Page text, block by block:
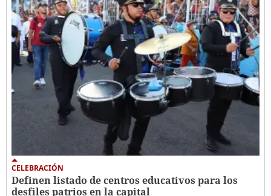
CELEBRACIÓN
Definen listado de centros educativos para los
desfiles patrios en la capital